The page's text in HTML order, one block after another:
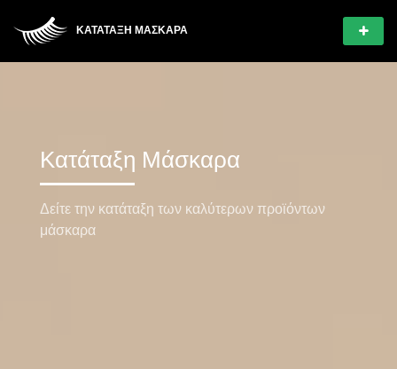
ΚΑΤΆΤΑΞΗ ΜΆΣΚΑΡΑ
Κατάταξη Μάσκαρα
Δείτε την κατάταξη των καλύτερων προϊόντων
μάσκαρα